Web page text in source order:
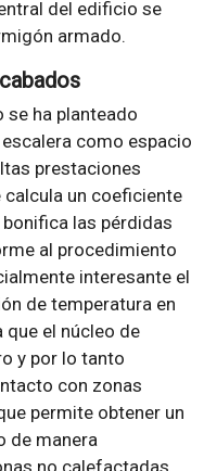
del edificio se
armado.
se ha planteado
como espacio
prestaciones
un coeficiente
las pérdidas
al procedimiento
interesante el
de temperatura en
el núcleo de
y por lo tanto
con zonas
permite obtener un
de manera
no calefactadas.